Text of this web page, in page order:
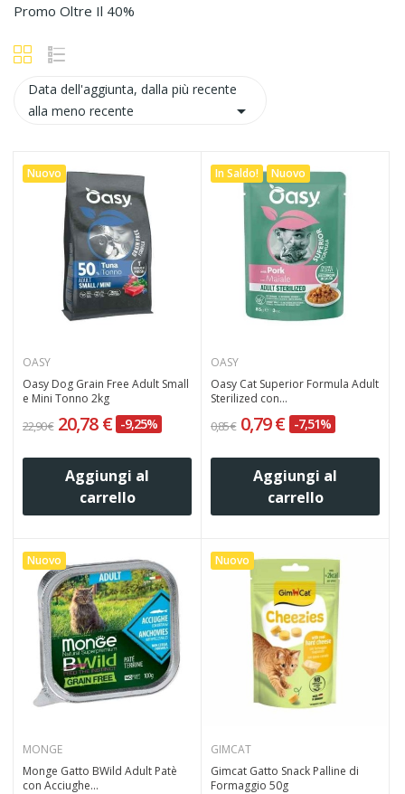
Promo Oltre Il 40%
Data dell'aggiunta, dalla più recente
alla meno recente

Nuovo
OASY
Oasy Dog Grain Free Adult Small
e Mini Tonno 2kg
22,90 € 20,78 € -9,25%
Aggiungi al
carrello
In Saldo! Nuovo
OASY
Oasy Cat Superior Formula Adult
Sterilized con...
0,85 € 0,79 € -7,51%
Aggiungi al
carrello
Nuovo
MONGE
Monge Gatto BWild Adult Patè
con Acciughe...
Nuovo
GIMCAT
Gimcat Gatto Snack Palline di
Formaggio 50g